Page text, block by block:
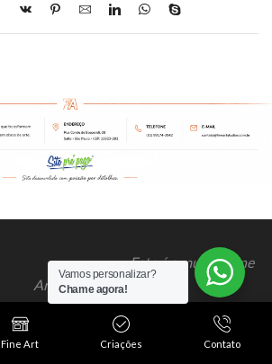
Este é o mundo Fine
Art Studios!
Fine Art Criações Contato
Vamos personalizar?
Chame agora!